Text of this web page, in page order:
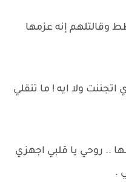
وقالتلهم إنه عزمها
ولا ايه ! ما تتقلي
.. روحي يا قلبي اجهزي
.